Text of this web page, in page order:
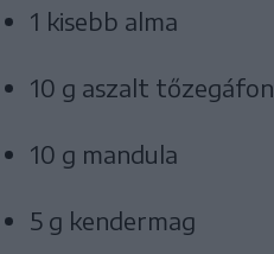
1 kisebb alma
10 g aszalt
10 g mandula
5 g kendermag